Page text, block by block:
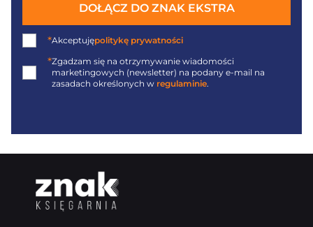
DOŁĄCZ DO ZNAK EKSTRA
*Akceptujępolitykę prywatności
*Zgadzam się na otrzymywanie wiadomości
marketingowych (newsletter) na podany e-mail na
zasadach określonych w regulaminie.